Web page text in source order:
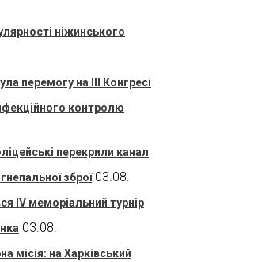
ніжинського
перемогу на ІІІ Конгресі
контролю
перекрили канал
зброї 03.08.
IV меморіальний турнір
03.08.
місія: на Харківський